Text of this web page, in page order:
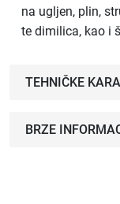
na ugljen, plin,
te dimilica, kao i
TEHNIČKE
BRZE